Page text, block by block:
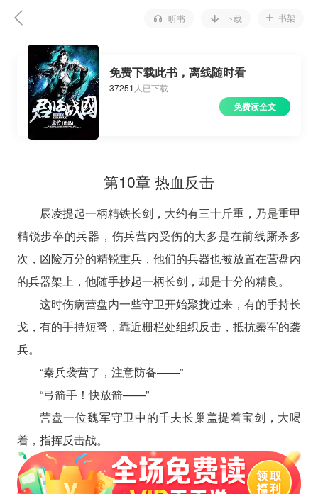
听书 下载 书架
免费下载此书，离线随时看
37251 人已下载
免费读全文
第10章 热血反击
辰凌提起一柄精铁长剑，大约有三十斤重，乃是重甲
精锐步卒的兵器，伤兵营内受伤的大多是在前线厮杀多
次，凶险万分的精锐重兵，他们的兵器也被放置在营盘内
的兵器架上，他随手抄起一柄长剑，却是十分的精良。
这时伤病营盘内一些守卫开始聚拢过来，有的手持长
戈，有的手持短弩，靠近栅栏处组织反击，抵抗秦军的袭
兵。
“秦兵袭营了，注意防备——”
“弓箭手！快放箭——”
营盘一位魏军守卫中的千夫长巢盖提着宝剑，大喝
着，指挥反击战。